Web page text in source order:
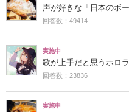
声が好きな「日本のボ
回答数：49414
実施中
歌が上手だと思うホロ
回答数：23836
実施中